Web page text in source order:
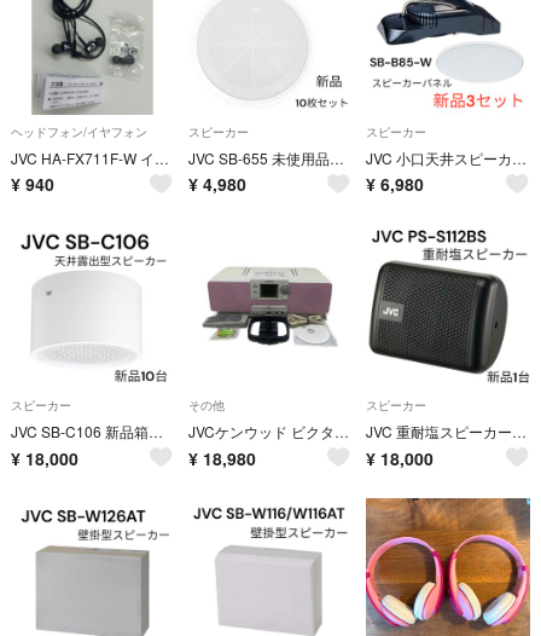
ヘッドフォン/イヤフォン
JVC HA-FX711F-W インナーイヤーヘッドフォン
¥ 940
スピーカー
JVC SB-655 未使用品10枚セット定価36000円
¥ 4,980
スピーカー
JVC 小口天井スピーカー アッテネーター、パネル3台セット
¥ 6,980
スピーカー
JVC SB-C106 新品箱無し10台
¥ 18,000
その他
JVCケンウッド ビクター メモリーポータブルシステム ピンク RD-M1-P
¥ 18,980
スピーカー
JVC 重耐塩スピーカー 新品1台
¥ 18,000